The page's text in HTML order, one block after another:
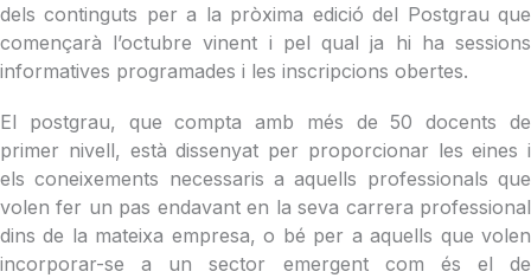
dels continguts per a la pròxima edició del Postgrau que
començarà l’octubre vinent i pel qual ja hi ha sessions
informatives programades i les inscripcions obertes.
El postgrau, que compta amb més de 50 docents de
primer nivell, està dissenyat per proporcionar les eines i
els coneixements necessaris a aquells professionals que
volen fer un pas endavant en la seva carrera professional
dins de la mateixa empresa, o bé per a aquells que volen
incorporar-se a un sector emergent com és el de